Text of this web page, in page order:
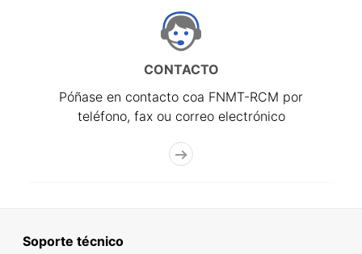
CONTACTO
Póñase en contacto coa FNMT-RCM por
teléfono, fax ou correo electrónico
Soporte técnico